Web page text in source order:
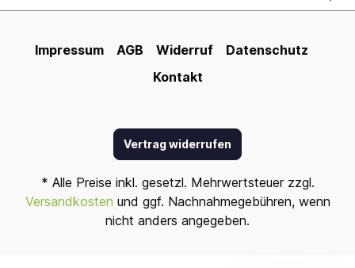
Impressum AGB Widerruf
Datenschutz
Kontakt
Vertrag widerrufen
* Alle Preise inkl. gesetzl. Mehrwertsteuer zzgl.
Versandkosten und ggf. Nachnahmegebühren, wenn
nicht anders angegeben.